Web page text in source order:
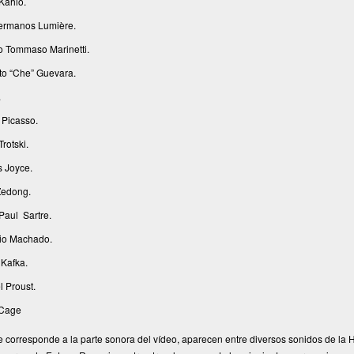
Lumière.
Tommaso Marinetti.
“Che” Guevara.
Joyce.
Sartre.
Machado.
Proust.
corresponde a la parte sonora del vídeo, aparecen entre diversos sonidos de la